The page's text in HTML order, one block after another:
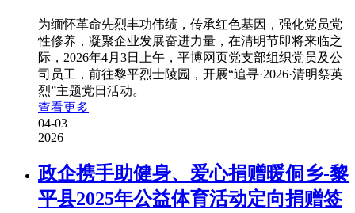
为缅怀革命先烈丰功伟绩，传承红色基因，强化党员党
性修养，凝聚企业发展奋进力量，在清明节即将来临之
际，2026年4月3日上午，平博网页党支部组织党员及公
司员工，前往黎平烈士陵园，开展“追寻·2026·清明祭英
烈”主题党日活动。
查看更多
04-03
2026
政企携手助健身、爱心捐赠暖侗乡-黎
平县2025年公益体育活动定向捐赠签